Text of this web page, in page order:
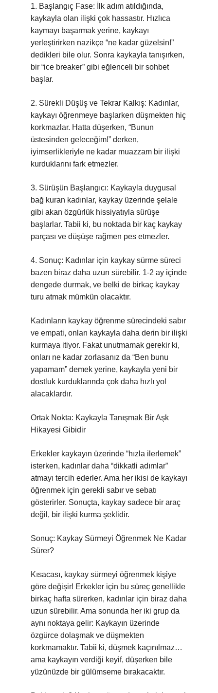
1. Başlangıç Fase: İlk adım atıldığında,
kaykayla olan ilişki çok hassastır. Hızlıca
kaymayı başarmak yerine, kaykayı
yerleştirirken nazikçe “ne kadar güzelsin!”
dedikleri bile olur. Sonra kaykayla tanışırken,
bir “ice breaker” gibi eğlenceli bir sohbet
başlar.
2. Sürekli Düşüş ve Tekrar Kalkış: Kadınlar,
kaykayı öğrenmeye başlarken düşmekten hiç
korkmazlar. Hatta düşerken, “Bunun
üstesinden geleceğim!” derken,
iyimserlikleriyle ne kadar muazzam bir ilişki
kurduklarını fark etmezler.
3. Sürüşün Başlangıcı: Kaykayla duygusal
bağ kuran kadınlar, kaykay üzerinde şelale
gibi akan özgürlük hissiyatıyla sürüşe
başlarlar. Tabii ki, bu noktada bir kaç kaykay
parçası ve düşüşe rağmen pes etmezler.
4. Sonuç: Kadınlar için kaykay sürme süreci
bazen biraz daha uzun sürebilir. 1-2 ay içinde
dengede durmak, ve belki de birkaç kaykay
turu atmak mümkün olacaktır.
Kadınların kaykay öğrenme sürecindeki sabır
ve empati, onları kaykayla daha derin bir ilişki
kurmaya itiyor. Fakat unutmamak gerekir ki,
onları ne kadar zorlasanız da “Ben bunu
yapamam” demek yerine, kaykayla yeni bir
dostluk kurduklarında çok daha hızlı yol
alacaklardır.
Ortak Nokta: Kaykayla Tanışmak Bir Aşk
Hikayesi Gibidir
Erkekler kaykayın üzerinde “hızla ilerlemek”
isterken, kadınlar daha “dikkatli adımlar”
atmayı tercih ederler. Ama her ikisi de kaykayı
öğrenmek için gerekli sabır ve sebatı
gösterirler. Sonuçta, kaykay sadece bir araç
değil, bir ilişki kurma şeklidir.
Sonuç: Kaykay Sürmeyi Öğrenmek Ne Kadar
Sürer?
Kısacası, kaykay sürmeyi öğrenmek kişiye
göre değişir! Erkekler için bu süreç genellikle
birkaç hafta sürerken, kadınlar için biraz daha
uzun sürebilir. Ama sonunda her iki grup da
aynı noktaya gelir: Kaykayın üzerinde
özgürce dolaşmak ve düşmekten
korkmamaktır. Tabii ki, düşmek kaçınılmaz…
ama kaykayın verdiği keyif, düşerken bile
yüzünüzde bir gülümseme bırakacaktır.